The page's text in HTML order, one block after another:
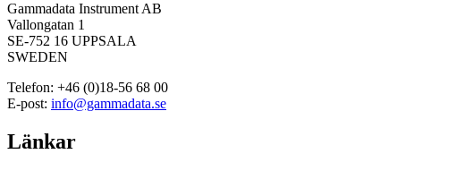
Gammadata Instrument AB
Vallongatan 1
SE-752 16 UPPSALA
SWEDEN
Telefon: +46 (0)18-56 68 00
E-post: info@gammadata.se
Länkar